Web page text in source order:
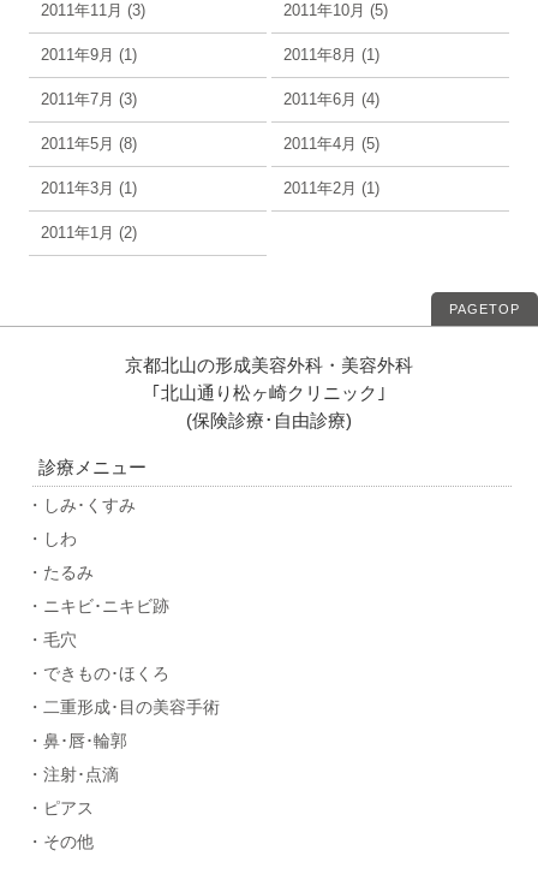
2011年11月 (3) 2011年10月 (5)
2011年9月 (1) 2011年8月 (1)
2011年7月 (3) 2011年6月 (4)
2011年5月 (8) 2011年4月 (5)
2011年3月 (1) 2011年2月 (1)
2011年1月 (2)
PAGETOP
京都北山の形成美容外科・美容外科
｢北山通り松ヶ崎クリニック｣
(保険診療･自由診療)
診療メニュー
・しみ･くすみ
・しわ
・たるみ
・ニキビ･ニキビ跡
・毛穴
・できもの･ほくろ
・二重形成･目の美容手術
・鼻･唇･輪郭
・注射･点滴
・ピアス
・その他